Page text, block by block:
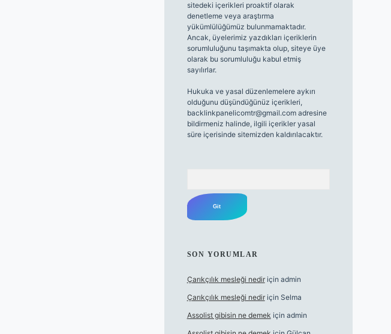
sitedeki içerikleri proaktif olarak
denetleme veya araştırma
yükümlülüğümüz bulunmamaktadır.
Ancak, üyelerimiz yazdıkları içeriklerin
sorumluluğunu taşımakta olup, siteye üye
olarak bu sorumluluğu kabul etmiş
sayılırlar.
Hukuka ve yasal düzenlemelere aykırı
olduğunu düşündüğünüz içerikleri,
backlinkpanelicomtr@gmail.comadresine
bildirmeniz halinde, ilgili içerikler yasal
süre içerisinde sitemizden kaldırılacaktır.
SON YORUMLAR
Çarıkçılık mesleği nediriçin admin
Çarıkçılık mesleği nediriçin Selma
Assolist gibisin ne demek için admin